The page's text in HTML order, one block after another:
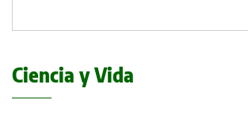
Ciencia y Vida